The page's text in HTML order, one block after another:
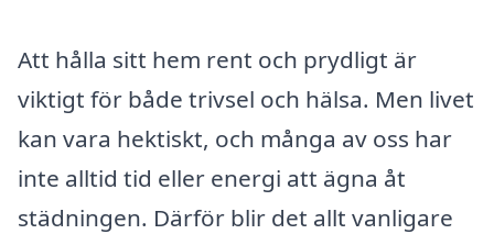
Att hålla sitt hem rent och prydligt är
viktigt för både trivsel och hälsa. Men livet
kan vara hektiskt, och många av oss har
inte alltid tid eller energi att ägna åt
städningen. Därför blir det allt vanligare